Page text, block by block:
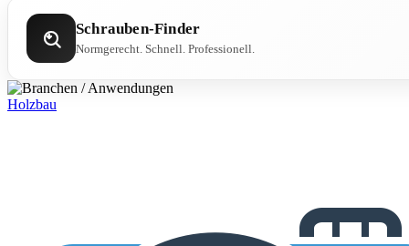
Schrauben-Finder
Normgerecht. Schnell. Professionell.
Holzbau